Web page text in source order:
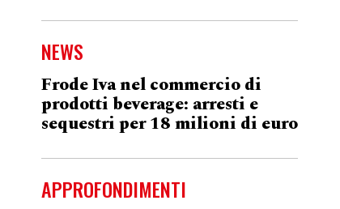
NEWS
Frode Iva nel commercio di
prodotti beverage: arresti e
sequestri per 18 milioni di euro
APPROFONDIMENTI